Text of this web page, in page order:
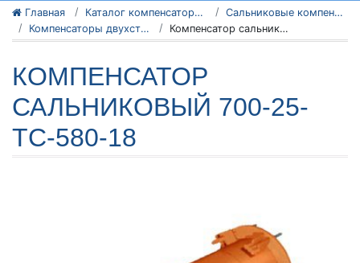
Главная Каталог компенсаторов
Сальниковые компенсаторы
Компенсаторы двухсторонние - серия 5.903-13
Компенсатор сальниковый 700-25-TC-580-18
КОМПЕНСАТОР
САЛЬНИКОВЫЙ 700-25-
TC-580-18